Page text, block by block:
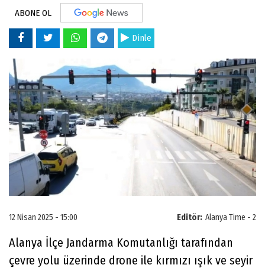
ABONE OL
Dinle
Editör: Alanya Time - 2
12 Nisan 2025 - 15:00
Alanya İlçe Jandarma Komutanlığı tarafından
çevre yolu üzerinde drone ile kırmızı ışık ve seyir